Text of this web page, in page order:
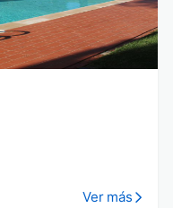
Ver más